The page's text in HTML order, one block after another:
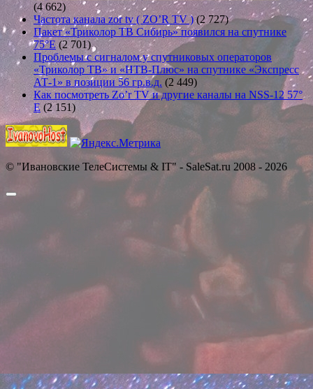
(4 662)
Частота канала zor tv ( ZO’R TV ) (2 727)
Пакет «Триколор ТВ Сибирь» появился на спутнике
75°E (2 701)
Проблемы с сигналом у спутниковых операторов
«Триколор ТВ» и «НТВ-Плюс» на спутнике «Экспресс
АТ-1» в позиции 56 гр.в.д. (2 449)
Как посмотреть Zo’r TV и другие каналы на NSS-12 57°
E (2 151)
© "Ивановские ТелеСистемы & IT" - SaleSat.ru 2008 - 2026
Прокрутить